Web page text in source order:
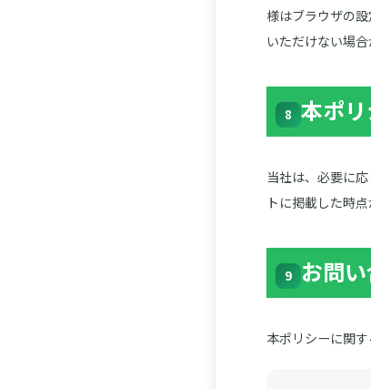
様はブラウザの
いただけない場合
8 本ポ
当社は、必要に
トに掲載した時
9 お問
本ポリシーに関